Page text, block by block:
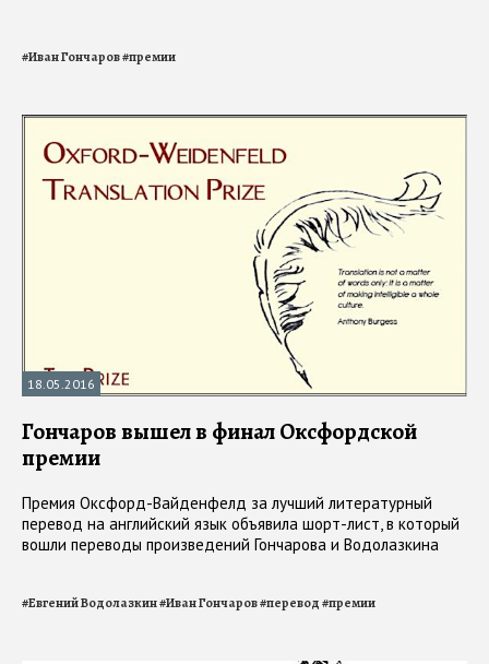
#Иван Гончаров#премии
18.05.2016
Гончаров вышел в финал Оксфордской
премии
Премия Оксфорд-Вайденфелд за лучший литературный
перевод на английский язык объявила шорт-лист, в который
вошли переводы произведений Гончарова и Водолазкина
#Евгений Водолазкин#Иван Гончаров#перевод#премии